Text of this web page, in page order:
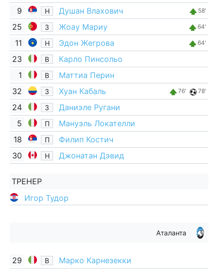
9 Н Душан Влахович 58'
25 З Жоау Мариу 64'
11 Н Эдон Жегрова 64'
23 В
Карло Пинсольо
1
В
Маттиа Перин
32
З Хуан Кабаль 76' 78'
24 З
Даниэле Ругани
5
П
Мануэль Локателли
18
П
Филип Костич
30
Н Джонатан Дэвид
ТРЕНЕР
Игор Тудор
Аталанта
29 В
Марко Карнезекки